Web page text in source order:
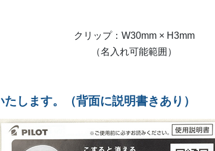
クリップ：W30mm × H3mm
（名入れ可能範囲）
します。（背面に説明書きあり）